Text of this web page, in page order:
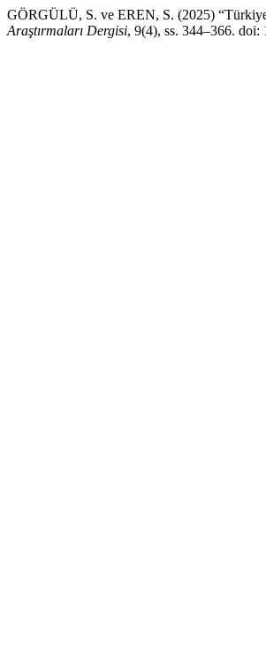
GÖRGÜLÜ, S. ve EREN, S. (2025) “Türkiye
Araştırmaları Dergisi, 9(4), ss. 344–366.